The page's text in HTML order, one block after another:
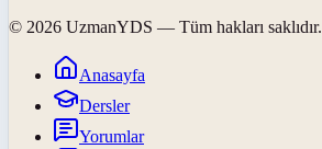
© 2026 UzmanYDS — Tüm hakları saklıdır.
Anasayfa
Dersler
Yorumlar